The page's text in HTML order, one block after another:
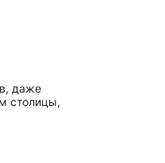
даже
столицы,